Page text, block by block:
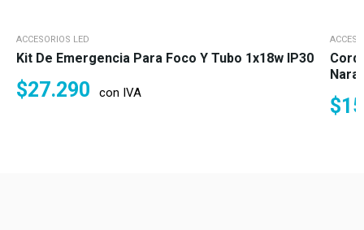
ACCESORIOS LED
Kit De Emergencia Para Foco Y Tubo 1x18w IP30
$27.290 con IVA
$